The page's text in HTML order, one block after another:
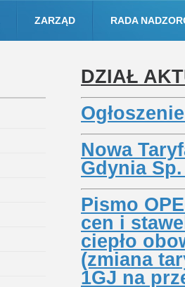
ZARZĄD RADA
DZIAŁ
Nowa
Gdynia
Pismo
cen i
ciepło
(zmiana
1GJ na